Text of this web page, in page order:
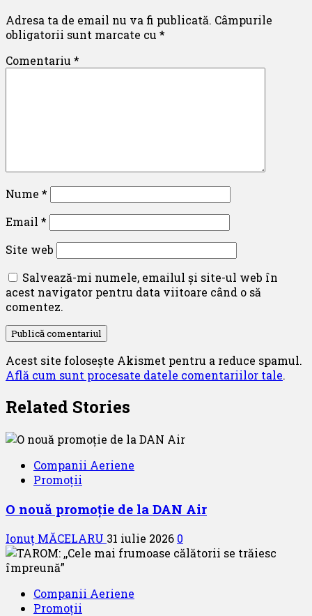
Adresa ta de email nu va fi publicată. Câmpurile
obligatorii sunt marcate cu *
Comentariu *
Nume *
Email *
Site web
Salvează-mi numele, emailul și site-ul web în
acest navigator pentru data viitoare când o să
comentez.
Acest site folosește Akismet pentru a reduce spamul.
Află cum sunt procesate datele comentariilor tale.
Related Stories
Companii Aeriene
Promoții
O nouă promoție de la DAN Air
Ionuț MĂCELARU 31 iulie 2026 0
Companii Aeriene
Promoții